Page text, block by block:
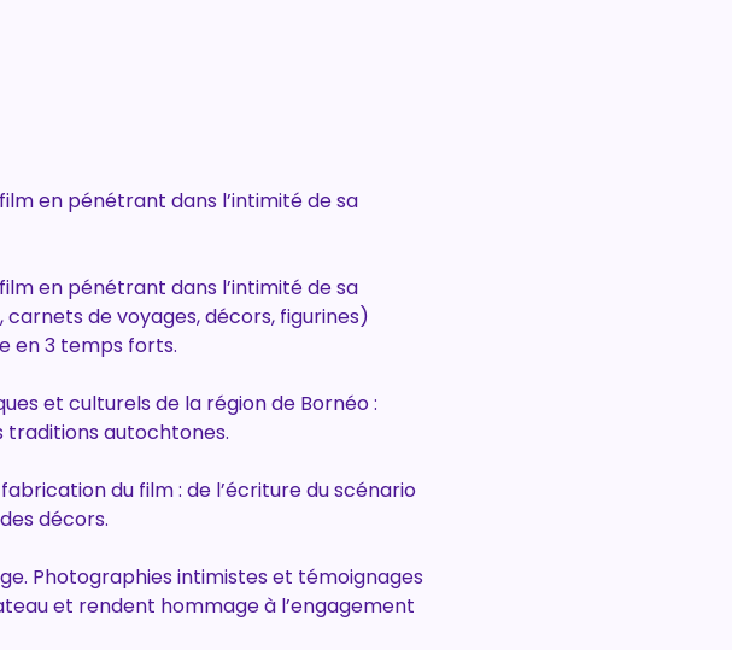
en pénétrant dans l’intimité de sa
en pénétrant dans l’intimité de sa
de voyages, décors, figurines)
en 3 temps forts.
et culturels de la région de Bornéo :
traditions autochtones.
du film : de l’écriture du scénario
décors.
Photographies intimistes et témoignages
et rendent hommage à l’engagement